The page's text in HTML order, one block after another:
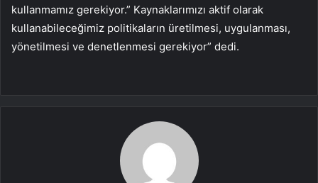
kullanmamız gerekiyor.” Kaynaklarımızı aktif olarak
kullanabileceğimiz politikaların üretilmesi, uygulanması,
yönetilmesi ve denetlenmesi gerekiyor” dedi.